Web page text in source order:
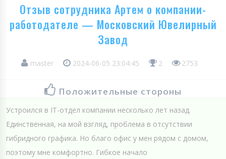
Отзыв сотрудника Артем о компании-
работодателе — Московский Ювелирный
Завод
master 2024-06-05 23:04:45 2 2753
Положительные стороны
Устроился в IT-отдел компании несколько лет назад.
Единственная, на мой взгляд, проблема в отсутствии
гибридного графика. Но благо офис у мен рядом с домом,
поэтому мне комфортно. Гибкое начало